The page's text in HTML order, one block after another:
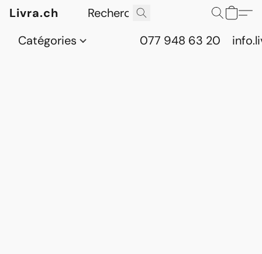
Livra.ch
Catégories
077 948 63 20